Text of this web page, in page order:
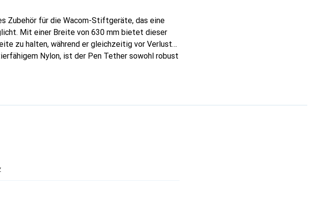
Zubehör für die Wacom-Stiftgeräte, das eine
Mit einer Breite von 630 mm bietet dieser
zu halten, während er gleichzeitig vor Verlust
Nylon, ist der Pen Tether sowohl robust
Wacom-Modellen, einschliesslich DTK-1651,
Farbton sorgt für ein elegantes und
einfügt.